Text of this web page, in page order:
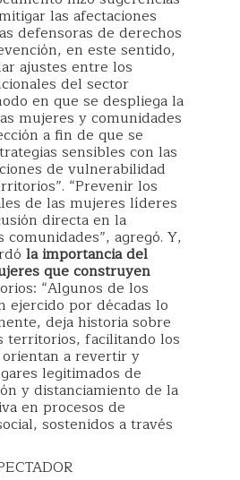
las afectaciones
defensoras de derechos
en este sentido,
ajustes entre los
del sector
en que se despliega la
mujeres y comunidades
a fin de que se
sensibles con las
de vulnerabilidad
“Prevenir los
de las mujeres líderes
directa en la
agregó. Y,
la importancia del
que construyen
“Algunos de los
ejercido por décadas lo
deja historia sobre
territorios, facilitando los
a revertir y
legitimados de
y distanciamiento de la
en procesos de
sostenidos a través